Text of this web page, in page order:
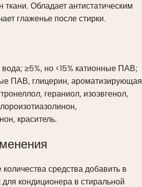
ткани. Обладает антистатическим
глаженье после стирки.
≥5%, но <15% катионные ПАВ;
ПАВ, глицерин, ароматизирующая
гераниол, изоэвгенол,
краситель.
средства добавить в
кондиционера в стиральной